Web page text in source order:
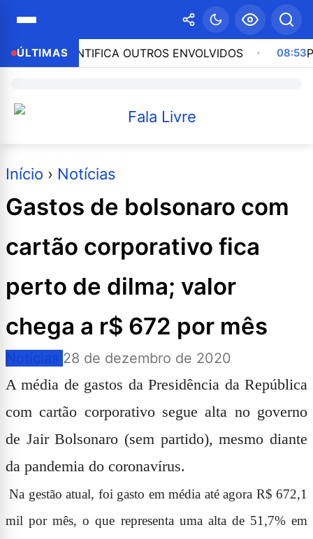
ÚLTIMAS
IDENTIFICA OUTROS ENVOLVIDOS 08:53
Início › Notícias
Gastos de bolsonaro com
cartão corporativo fica
perto de dilma; valor
chega a r$ 672 por mês
28 de dezembro de 2020
A média de gastos da Presidência da República
com cartão corporativo segue alta no governo
de Jair Bolsonaro (sem partido), mesmo diante
da pandemia do coronavírus.
Na gestão atual, foi gasto em média até agora R$ 672,1
mil por mês, o que representa uma alta de 51,7% em